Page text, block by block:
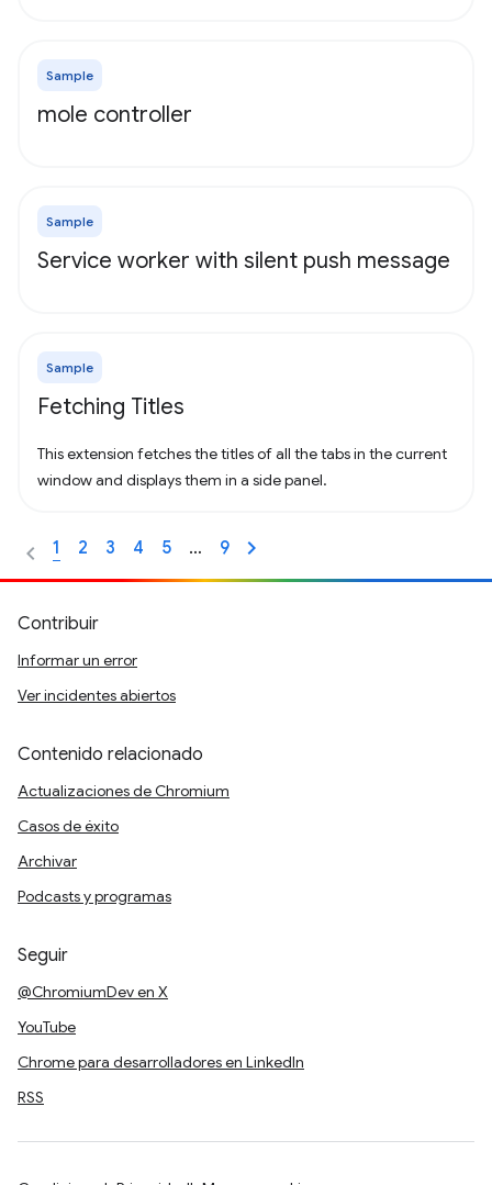
Sample
mole controller
Sample
Service worker with silent push message
Sample
Fetching Titles
This extension fetches the titles of all the tabs in the current
window and displays them in a side panel.
1 2 3 4 5 … 9
Contribuir
Informar un error
Ver incidentes abiertos
Contenido relacionado
Actualizaciones de Chromium
Casos de éxito
Archivar
Podcasts y programas
Seguir
@ChromiumDev en X
YouTube
Chrome para desarrolladores en LinkedIn
RSS